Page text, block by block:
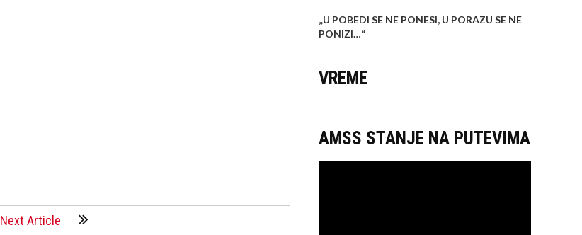
Next Article
„U POBEDI SE NE PONESI, U PORAZU SE NE
PONIZI…“
VREME
AMSS STANJE NA PUTEVIMA